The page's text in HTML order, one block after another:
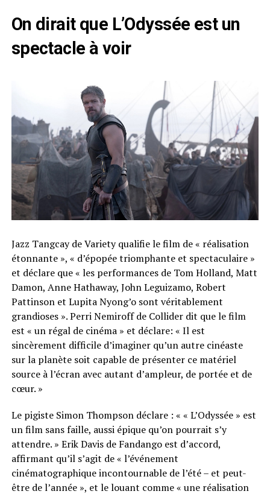
On dirait que L’Odyssée est un
spectacle à voir
Jazz Tangcay de Variety qualifie le film de « réalisation
étonnante », « d’épopée triomphante et spectaculaire »
et déclare que « les performances de Tom Holland, Matt
Damon, Anne Hathaway, John Leguizamo, Robert
Pattinson et Lupita Nyong’o sont véritablement
grandioses ». Perri Nemiroff de Collider dit que le film
est « un régal de cinéma » et déclare: « Il est
sincèrement difficile d’imaginer qu’un autre cinéaste
sur la planète soit capable de présenter ce matériel
source à l’écran avec autant d’ampleur, de portée et de
cœur. »
Le pigiste Simon Thompson déclare : « « L’Odyssée » est
un film sans faille, aussi épique qu’on pourrait s’y
attendre. » Erik Davis de Fandango est d’accord,
affirmant qu’il s’agit de « l’événement
cinématographique incontournable de l’été – et peut-
être de l’année », et le louant comme « une réalisation